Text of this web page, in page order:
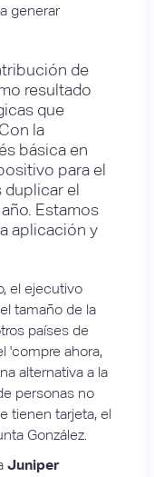
generar
de
resultado
que
la
básica en
para el
duplicar el
Estamos
aplicación y
el ejecutivo
tamaño de la
países de
'compre ahora,
alternativa a la
personas no
tienen tarjeta, el
González.
Juniper